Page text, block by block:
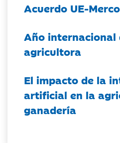
Acuerdo UE-
Año internacional
agricultora
El impacto de la
artificial en la
ganadería